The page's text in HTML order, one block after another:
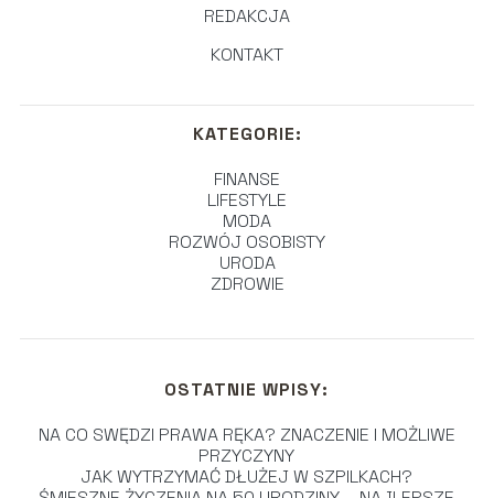
REDAKCJA
KONTAKT
KATEGORIE:
FINANSE
LIFESTYLE
MODA
ROZWÓJ OSOBISTY
URODA
ZDROWIE
OSTATNIE WPISY:
NA CO SWĘDZI PRAWA RĘKA? ZNACZENIE I MOŻLIWE
PRZYCZYNY
JAK WYTRZYMAĆ DŁUŻEJ W SZPILKACH?